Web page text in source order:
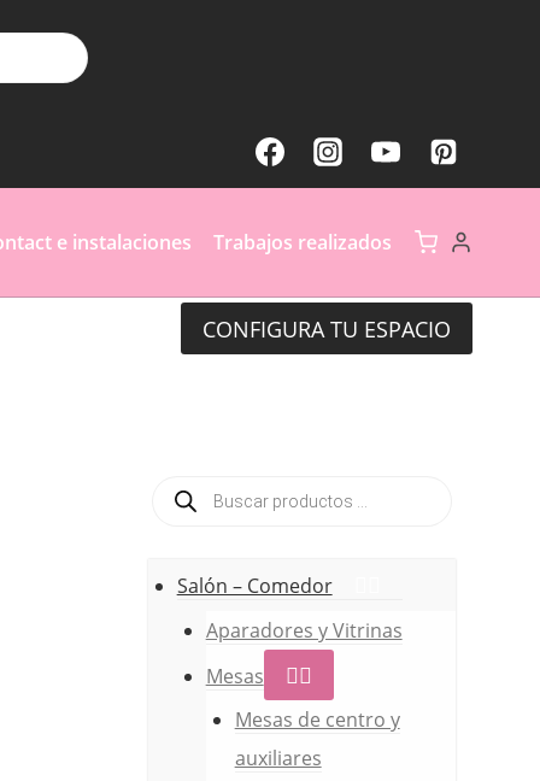
e instalaciones Trabajos realizados
CONFIGURA TU ESPACIO
Búsqueda
Salón – Comedor
Aparadores y Vitrinas
Mesas
Mesas de centro y
auxiliares